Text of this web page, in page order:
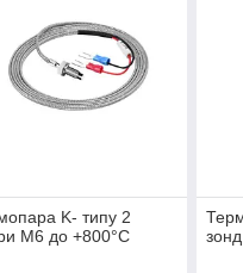
K- типу 2
М6 до +800°C